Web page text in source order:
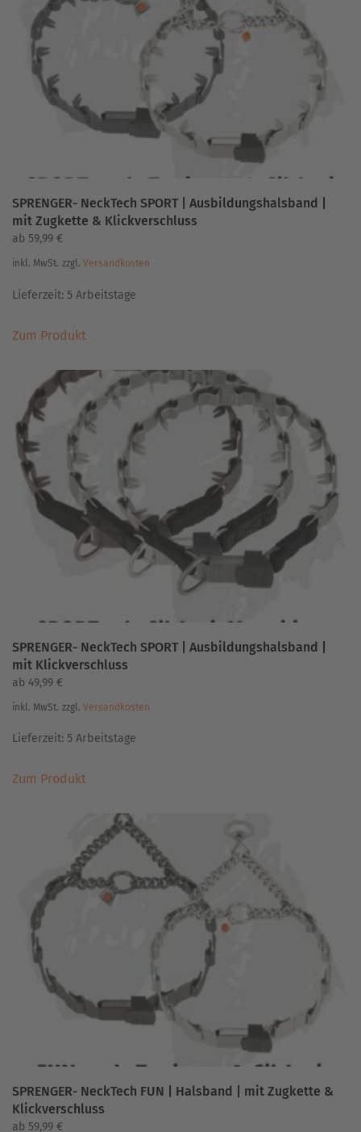
Optionen
Produktseite
gewählt
werden
SPRENGER- NeckTech SPORT | Ausbildungshalsband |
mit Zugkette & Klickverschluss
ab 59,99 €
inkl. MwSt. zzgl. Versandkosten
Lieferzeit: 5 Arbeitstage
Zum ProduktProdukt
mehrere
Varianten
auf.
Die
Optionen
können
auf
der
Produktseite
gewählt
SPRENGER- NeckTech SPORT | Ausbildungshalsband |
mit Klickverschluss
ab 49,99 €
inkl. MwSt. zzgl. Versandkosten
Lieferzeit: 5 Arbeitstage
Zum ProduktProdukt
mehrere
Varianten
auf.
Die
Optionen
Produktseite
werden
SPRENGER- NeckTech FUN | Halsband | mit Zugkette &
Klickverschluss
ab 59,99 €